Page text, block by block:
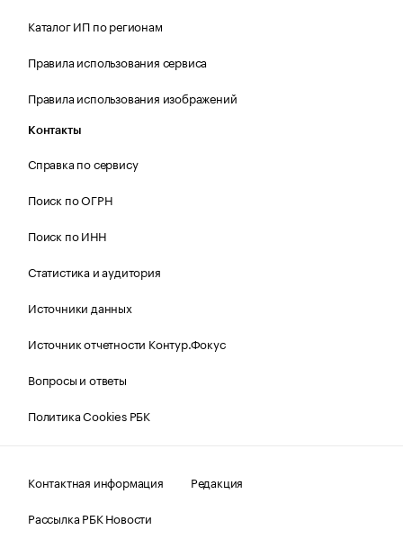
Каталог ИП по регионам
Правила использования сервиса
Правила использования изображений
Контакты
Справка по сервису
Поиск по ОГРН
Поиск по ИНН
Статистика и аудитория
Источники данных
Источник отчетности Контур.Фокус
Вопросы и ответы
Политика Cookies РБК
Контактная информация
Редакция
Рассылка РБК Новости